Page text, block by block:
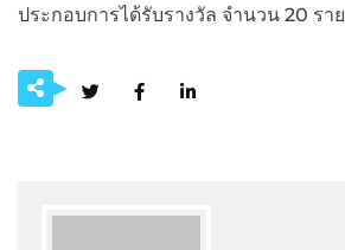
ประกอบการได้รับรางวัล จำนวน 20 ราย